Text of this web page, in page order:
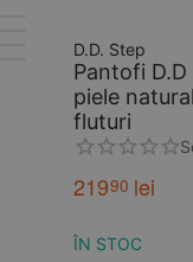
D.D. Step
Pantofi
piele
fluturi
21990 lei
ÎN STOC